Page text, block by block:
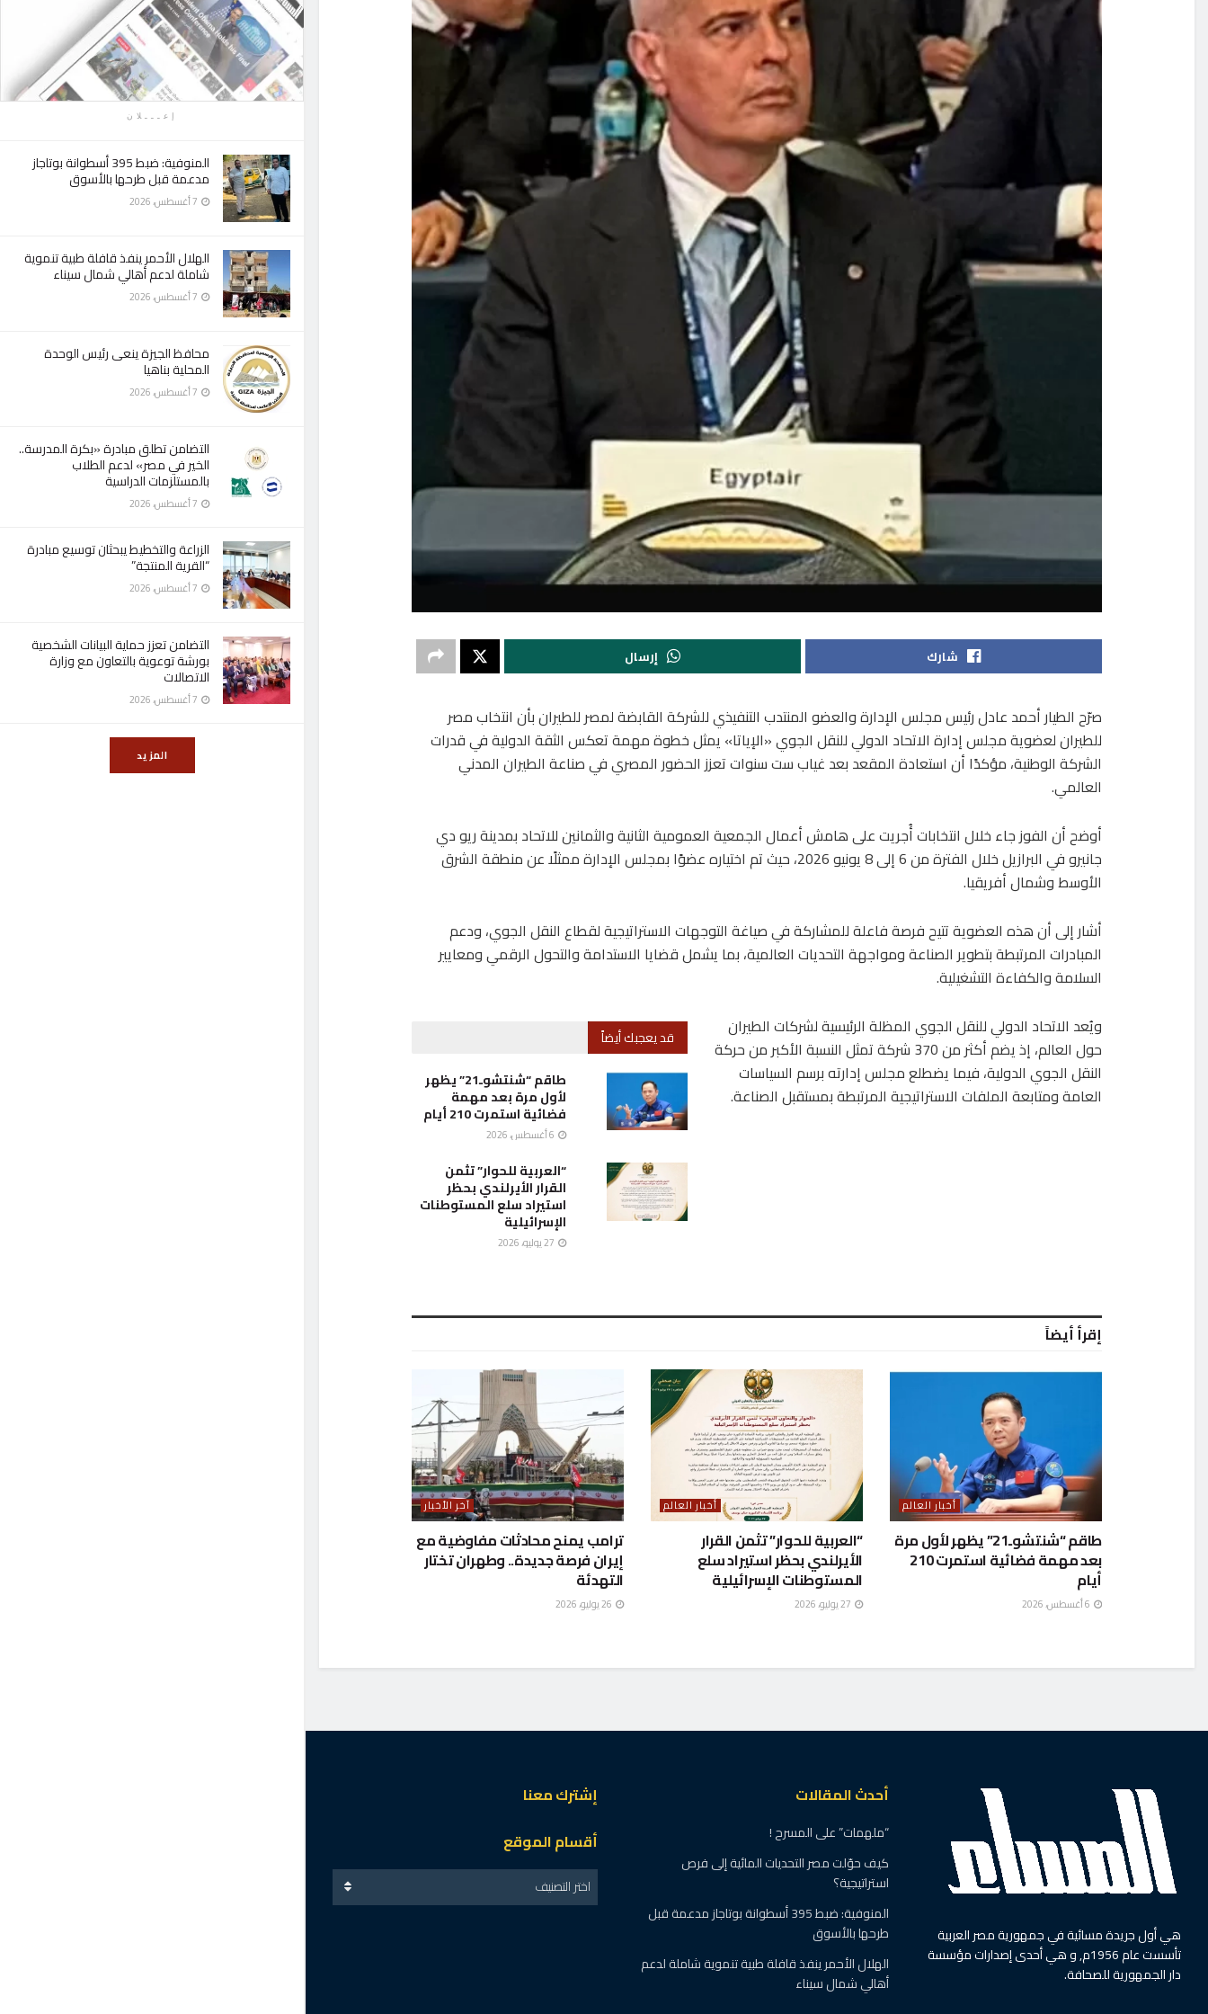
إعـــلان
المنوفية: ضبط 395 أسطوانة بوتاجاز
مدعمة قبل طرحها بالأسوق
الهلال الأحمر ينفذ قافلة طبية تنموية
شاملة لدعم أهالي شمال سيناء
محافظ الجيزة ينعى رئيس الوحدة
المحلية بناهيا
التضامن تطلق مبادرة «بكرة المدرسة..
الخير في مصر» لدعم الطلاب
بالمستلزمات الدراسية
الزراعة والتخطيط يبحثان توسيع مبادرة
“القرية المنتجة”
التضامن تعزز حماية البيانات الشخصية
بورشة توعوية بالتعاون مع وزارة
الاتصالات
المزيد
شارك إرسال
صرّح الطيار أحمد عادل رئيس مجلس الإدارة والعضو المنتدب التنفيذي للشركة القابضة لمصر للطيران بأن انتخاب مصر
للطيران لعضوية مجلس إدارة الاتحاد الدولي للنقل الجوي «الإياتا» يمثل خطوة مهمة تعكس الثقة الدولية في قدرات
الشركة الوطنية، مؤكدًا أن استعادة المقعد بعد غياب ست سنوات تعزز الحضور المصري في صناعة الطيران المدني
العالمي.
أوضح أن الفوز جاء خلال انتخابات أُجريت على هامش أعمال الجمعية العمومية الثانية والثمانين للاتحاد بمدينة ريو دي
جانيرو في البرازيل خلال الفترة من 6 إلى 8 يونيو 2026، حيث تم اختياره عضوًا بمجلس الإدارة ممثلًا عن منطقة الشرق
الأوسط وشمال أفريقيا.
أشار إلى أن هذه العضوية تتيح فرصة فاعلة للمشاركة في صياغة التوجهات الاستراتيجية لقطاع النقل الجوي، ودعم
المبادرات المرتبطة بتطوير الصناعة ومواجهة التحديات العالمية، بما يشمل قضايا الاستدامة والتحول الرقمي ومعايير
السلامة والكفاءة التشغيلية.
قد يعجبك أيضاً
طاقم “شنتشوـ21” يظهر
لأول مرة بعد مهمة
فضائية استمرت 210 أيام
“العربية للحوار” تثمن
القرار الأيرلندي بحظر
استيراد سلع المستوطنات
الإسرائيلية
ويُعد الاتحاد الدولي للنقل الجوي المظلة الرئيسية لشركات الطيران
حول العالم، إذ يضم أكثر من 370 شركة تمثل النسبة الأكبر من حركة
النقل الجوي الدولية، فيما يضطلع مجلس إدارته برسم السياسات
العامة ومتابعة الملفات الاستراتيجية المرتبطة بمستقبل الصناعة.
إقرأ أيضاً
أخبار العالم
طاقم “شنتشوـ21” يظهر لأول مرة
بعد مهمة فضائية استمرت 210
أيام
أخبار العالم
“العربية للحوار” تثمن القرار
الأيرلندي بحظر استيراد سلع
المستوطنات الإسرائيلية
آخر الأخبار
ترامب يمنح محادثات مفاوضية مع
إيران فرصة جديدة.. وطهران تختار
التهدئة
أخبار العالم
فرحات: اقتحام الأقصى..انتهاك للقانون الدولي
وتصعيد يهدد الاستقرار
بواسطةد.خالد محسن 3 يونيو، 2026 فيأخبار العالم